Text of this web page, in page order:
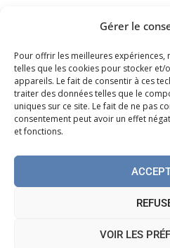
Gérer le
Pour offrir les meilleures
telles que les cookies pour stocker
appareils. Le fait de consentir à ces
traiter des données telles que le
uniques sur ce site. Le fait de ne pas
consentement peut avoir un effet
et fonctions.
VOIR LES
Quels sont vos besoins ?
Me contacter
Prendre rendez-vous
LinkedIn
© 2026 Emmanuel Matt
Politique de